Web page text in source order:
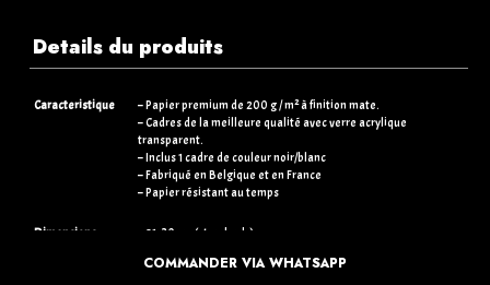
Details du produits
Caracteristique
– Papier premium de 200 g / m² à finition mate.
– Cadres de la meilleure qualité avec verre acrylique
transparent.
– Inclus 1 cadre de couleur noir/blanc
– Fabriqué en Belgique et en France
– Papier résistant au temps
Dimensions
– 21×30 cm (standards)
– 50×70 cm (+15€)
COMMANDER VIA WHATSAPP